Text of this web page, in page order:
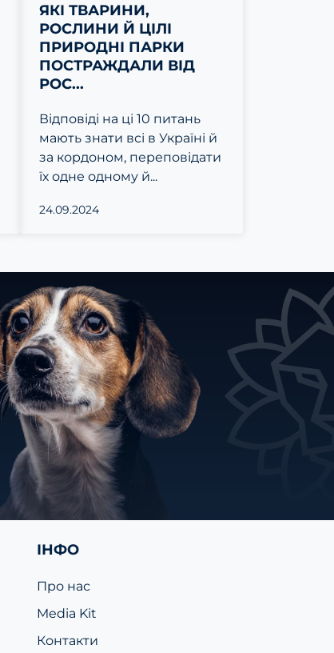
ЯКІ ТВАРИНИ,
РОСЛИНИ Й ЦІЛІ
ПРИРОДНІ ПАРКИ
ПОСТРАЖДАЛИ ВІД
РОС...
Відповіді на ці 10 питань
мають знати всі в Україні й
за кордоном, переповідати
їх одне одному й...
24.09.2024
ІНФО
Про нас
Media Kit
Контакти